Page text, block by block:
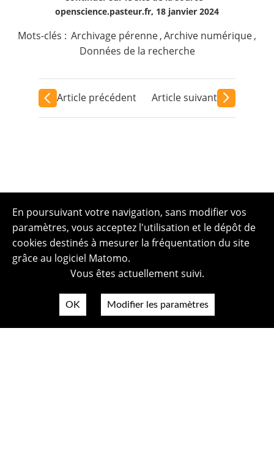
openscience.pasteur.fr, 18 janvier 2024
Mots-clés : Archivage pérenne,Archive numérique,
Données de la recherche
Article précédent Article suivant
En poursuivant votre navigation, sans modifier vos
paramètres, vous acceptez l'utilisation et le dépôt de
cookies destinés à mesurer la fréquentation du site
grâce au logiciel Matomo.
Vous êtes actuellement suivi.
OK Modifier les paramètres